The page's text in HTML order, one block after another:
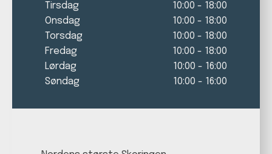
Tirsdag
10:00 - 18:00
Onsdag
10:00 - 18:00
Torsdag
10:00 - 18:00
Fredag
10:00 - 18:00
Lørdag
10:00 - 16:00
Søndag
10:00 - 16:00